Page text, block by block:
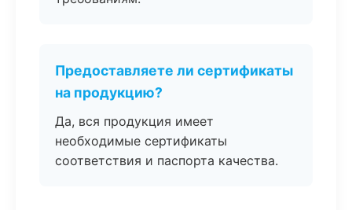
Предоставляете ли сертификаты
на продукцию?
Да, вся продукция имеет
необходимые сертификаты
соответствия и паспорта качества.